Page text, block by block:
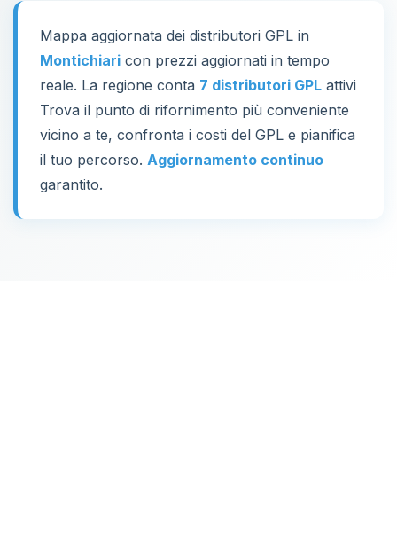
Mappa aggiornata dei distributori GPL in
Montichiari con prezzi aggiornati in tempo
reale. La regione conta 7 distributori GPL attivi
Trova il punto di rifornimento più conveniente
vicino a te, confronta i costi del GPL e pianifica
il tuo percorso. Aggiornamento continuo
garantito.